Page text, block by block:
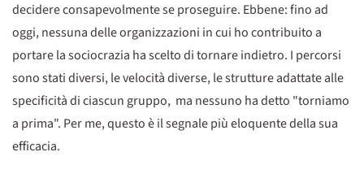
decidere consapevolmente se proseguire. Ebbene: fino ad
oggi, nessuna delle organizzazioni in cui ho contribuito a
portare la sociocrazia ha scelto di tornare indietro. I percorsi
sono stati diversi, le velocità diverse, le strutture adattate alle
specificità di ciascun gruppo, ma nessuno ha detto "torniamo
a prima". Per me, questo è il segnale più eloquente della sua
efficacia.